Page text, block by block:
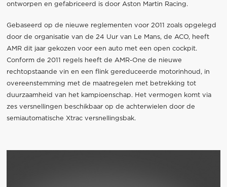
ontworpen en gefabriceerd is door Aston Martin Racing.
Gebaseerd op de nieuwe reglementen voor 2011 zoals opgelegd
door de organisatie van de 24 Uur van Le Mans, de ACO, heeft
AMR dit jaar gekozen voor een auto met een open cockpit.
Conform de 2011 regels heeft de AMR-One de nieuwe
rechtopstaande vin en een flink gereduceerde motorinhoud, in
overeenstemming met de maatregelen met betrekking tot
duurzaamheid van het kampioenschap. Het vermogen komt via
zes versnellingen beschikbaar op de achterwielen door de
semiautomatische Xtrac versnellingsbak.